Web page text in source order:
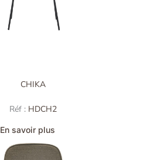
CHIKA
Réf : HDCH2
En savoir plus